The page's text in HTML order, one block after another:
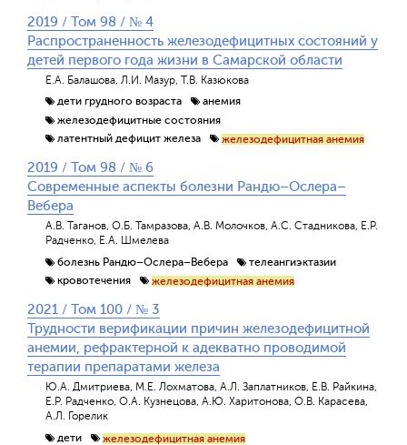
2019 / Том 98 / № 4
Распространенность железодефицитных состояний у
детей первого года жизни в Самарской области
Е.А. Балашова, Л.И. Мазур, Т.В. Казюкова
дети грудного возраста
анемия
железодефицитные состояния
латентный дефицит железа
железодефицитная анемия
2019 / Том 98 / № 6
Современные аспекты болезни Рандю–Ослера–
Вебера
А.В. Таганов, О.Б. Тамразова, А.В. Молочков, А.С. Стадникова, Е.Р.
Радченко, Е.А. Шмелева
болезнь Рандю–Ослера–Вебера
телеангиэктазии
кровотечения
железодефицитная анемия
2021 / Том 100 / № 3
Трудности верификации причин железодефицитной
анемии, рефрактерной к адекватно проводимой
терапии препаратами железа
Ю.А. Дмитриева, М.Е. Лохматова, А.Л. Заплатников, Е.В. Райкина,
Е.Р. Радченко, О.А. Кузнецова, А.Ю. Харитонова, О.В. Карасева,
А.Л. Горелик
дети
железодефицитная анемия